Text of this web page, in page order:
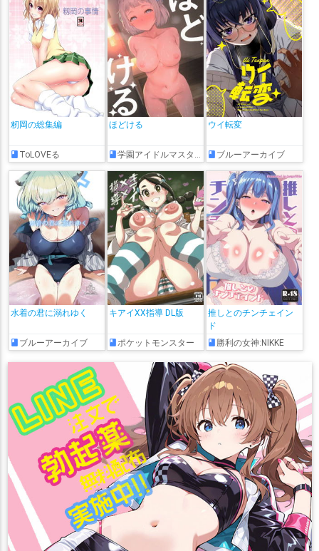
籾岡の総集編
ToLOVEる
ほどける
学園アイドルマスター
ウイ転変
ブルーアーカイブ
水着の君に溺れゆく
ブルーアーカイブ
キアイXX指導 DL版
ポケットモンスター
推しとのチンチェイン
ド
勝利の女神:NIKKE